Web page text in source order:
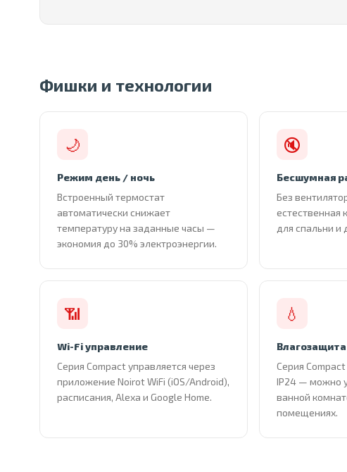
Фишки и технологии
🌙
Режим день / ночь
Встроенный термостат
автоматически снижает
температуру на заданные часы —
экономия до 30% электроэнергии.
🔇
Бесшумная
Без
естественная
для спальни и
📶
Wi-Fi управление
Серия Compact управляется через
приложение Noirot WiFi (iOS/Android),
расписания, Alexa и Google Home.
💧
Серия
IP24 — можно
ванной
помещениях.